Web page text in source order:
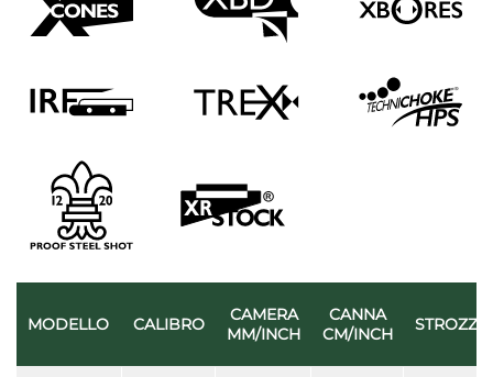
MODELLO CALIBRO
CAMERA
MM/INCH
CANNA
CM/INCH